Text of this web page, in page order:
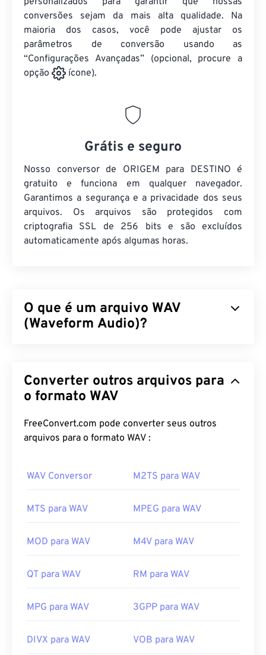
conversões sejam da mais alta qualidade. Na
maioria dos casos, você pode ajustar os
parâmetros de conversão usando as
“Configurações Avançadas” (opcional, procure a
opção
ícone).
Grátis e seguro
Nosso conversor de ORIGEM para DESTINO é
gratuito e funciona em qualquer navegador.
Garantimos a segurança e a privacidade dos seus
arquivos. Os arquivos são protegidos com
criptografia SSL de 256 bits e são excluídos
automaticamente após algumas horas.
O que é um arquivo WAV
(Waveform Audio)?
compactados. WAV é o resultado da iteração entre
IBM e Windows de um
maiores que os arquivosM4AeMP3, o que os
torna menos práticos para uso doméstico em
programas como
VLC Media Player
reproduzir arquivos WAV.
dos arquivosWAV
, eles são adequados para
manipulação musical.
O UltraMixeré um software
Converter outros arquivos para
o formato WAV
FreeConvert.com pode converter seus outros
arquivos para o formato WAV :
WAV Conversor M2TS para WAV
MTS para WAV MPEG para WAV
MOD para WAV M4V para WAV
QT para WAV RM para WAV
MPG para WAV 3GPP para WAV
DIVX para WAV VOB para WAV